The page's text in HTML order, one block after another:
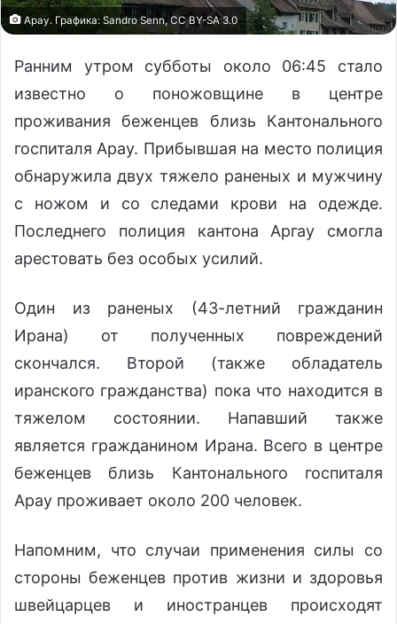
Арау. Графика: Sandro Senn, CC BY-SA 3.0
Ранним утром субботы около 06:45 стало
известно о поножовщине в центре
проживания беженцев близь Кантонального
госпиталя Арау. Прибывшая на место полиция
обнаружила двух тяжело раненых и мужчину
с ножом и со следами крови на одежде.
Последнего полиция кантона Аргау смогла
арестовать без особых усилий.
Один из раненых (43-летний гражданин
Ирана) от полученных повреждений
скончался. Второй (также обладатель
иранского гражданства) пока что находится в
тяжелом состоянии. Напавший также
является гражданином Ирана. Всего в центре
беженцев близь Кантонального госпиталя
Арау проживает около 200 человек.
Напомним, что случаи применения силы со
стороны беженцев против жизни и здоровья
швейцарцев и иностранцев происходят